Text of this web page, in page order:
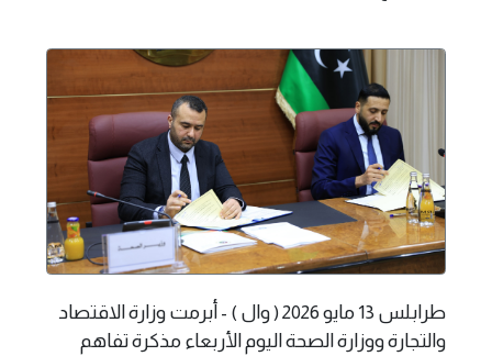
طرابلس 13 مايو 2026 ( وال ) - أبرمت وزارة الاقتصاد
والتجارة ووزارة الصحة اليوم الأربعاء مذكرة تفاهم